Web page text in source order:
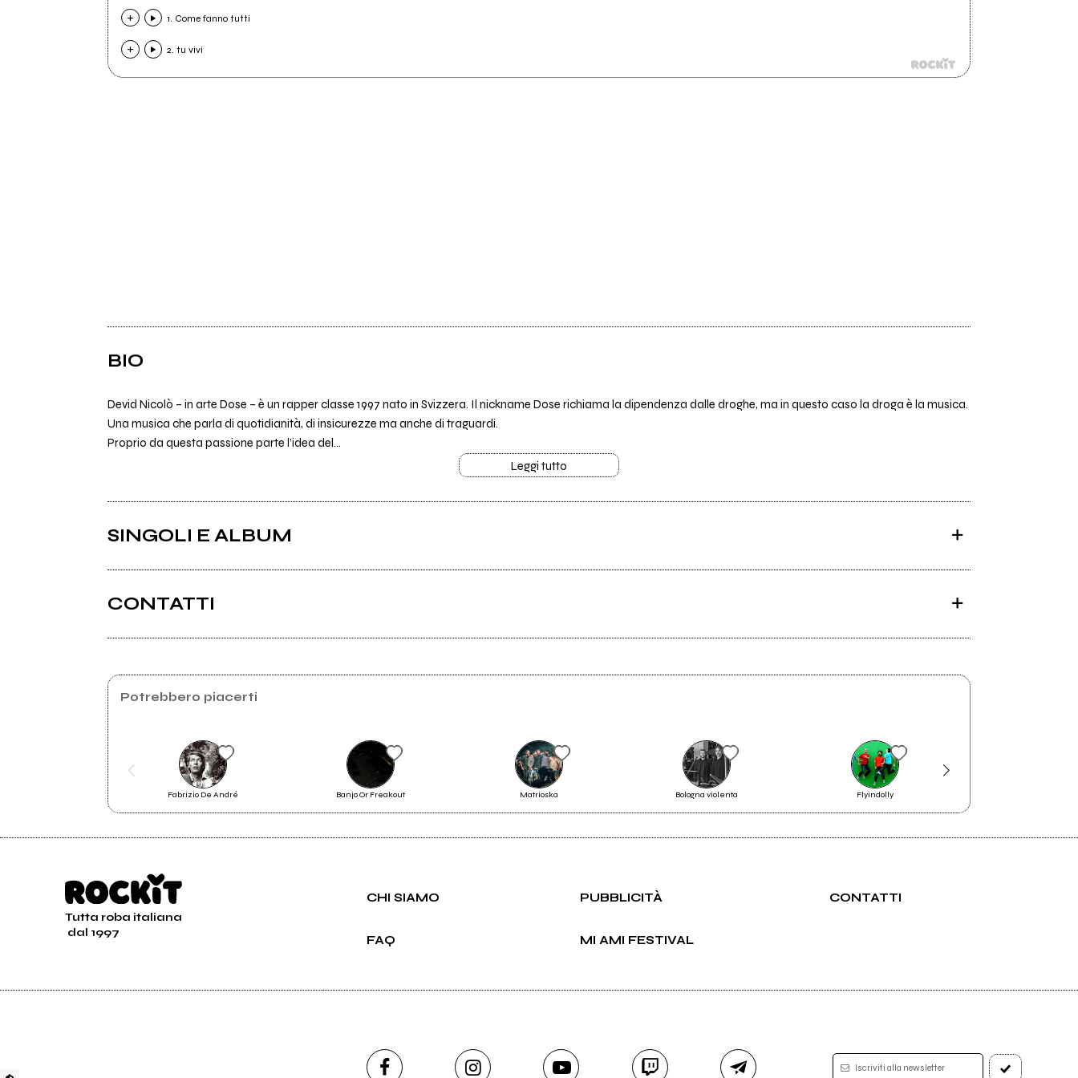
1. Come fanno tutti
2. tu vivi
BIO
Devid Nicolò – in arte Dose – è un rapper classe 1997 nato in Svizzera. Il nickname Dose richiama la dipendenza dalle droghe, ma in questo caso la droga è la musica.
Una musica che parla di quotidianità, di insicurezze ma anche di traguardi.
Proprio da questa passione parte l’idea del...
Leggi tutto
SINGOLI E ALBUM
2020
Tu vivi
2020
Come fanno tutti
CONTATTI
Richiedi la gestione
Potrebbero piacerti
Fabrizio De André Banjo Or Freakout Matrioska Bologna violenta Flyindolly
Tutta roba italiana
dal 1997
CHI SIAMO PUBBLICITÀ CONTATTI
FAQ MI AMI FESTIVAL
Iscriviti alla newsletter